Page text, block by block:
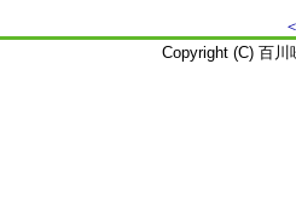
Copyright (C) 百